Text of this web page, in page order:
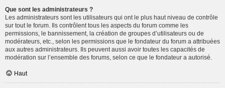
Que sont les administrateurs ?
Les administrateurs sont les utilisateurs qui ont le plus haut niveau de contrôle
sur tout le forum. Ils contrôlent tous les aspects du forum comme les
permissions, le bannissement, la création de groupes d’utilisateurs ou de
modérateurs, etc., selon les permissions que le fondateur du forum a attribuées
aux autres administrateurs. Ils peuvent aussi avoir toutes les capacités de
modération sur l’ensemble des forums, selon ce que le fondateur a autorisé.
Haut